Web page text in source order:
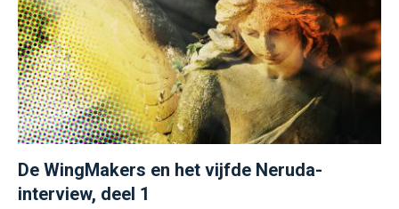
De WingMakers en het vijfde Neruda-
interview, deel 1